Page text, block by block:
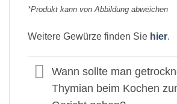
*Produkt kann von Abbildung abweichen
Weitere Gewürze finden Sie hier.
Wann sollte man
Thymian beim Kochen